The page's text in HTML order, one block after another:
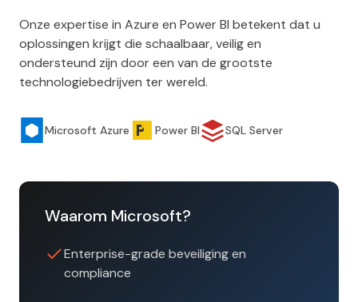
Onze expertise in Azure en Power BI betekent dat u
oplossingen krijgt die schaalbaar, veilig en
ondersteund zijn door een van de grootste
technologiebedrijven ter wereld.
Microsoft Azure Power BI SQL Server
Waarom Microsoft?
Enterprise-grade beveiliging en
compliance